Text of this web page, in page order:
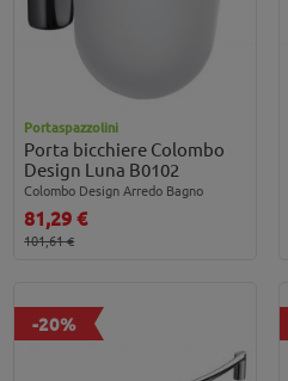
Portaspazzolini
Porta bicchiere Colombo
Design Luna B0102
Colombo Design Arredo Bagno
81,29 €
101,61 €
-20%